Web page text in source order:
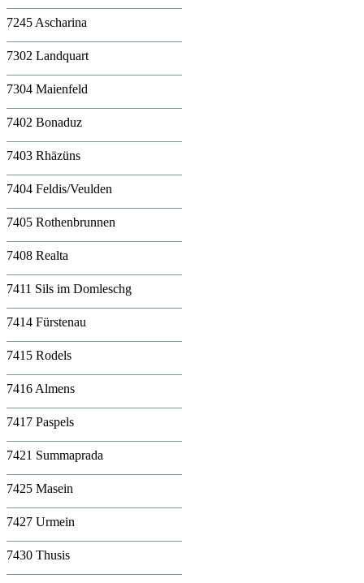
7245 Ascharina
7302 Landquart
7304 Maienfeld
7402 Bonaduz
7403 Rhäzüns
7404 Feldis/Veulden
7405 Rothenbrunnen
7408 Realta
7411 Sils im Domleschg
7414 Fürstenau
7415 Rodels
7416 Almens
7417 Paspels
7421 Summaprada
7425 Masein
7427 Urmein
7430 Thusis